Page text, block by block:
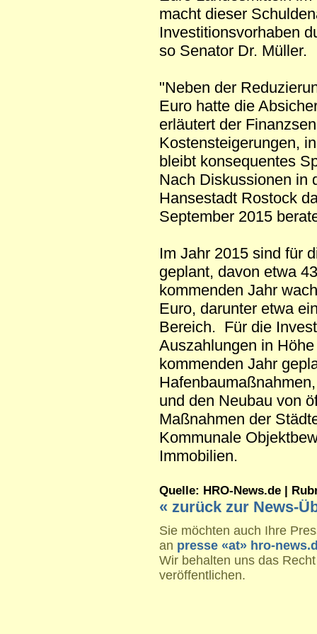
macht dieser
Investitionsvorhaben
so Senator Dr. Müller.
"Neben der
Euro hatte die
erläutert der
Kostensteigerungen,
bleibt konsequentes
Nach Diskussionen in
Hansestadt Rostock
September 2015
Im Jahr 2015 sind für
geplant, davon etwa
kommenden Jahr
Euro, darunter etwa
Bereich. Für die
Auszahlungen in
kommenden Jahr
und den Neubau von
Maßnahmen der
Kommunale
Immobilien.
Quelle: HRO-News.de |
« zurück zur News-
Sie möchten auch Ihre
an presse «at» hro-
Wir behalten uns das
veröffentlichen.